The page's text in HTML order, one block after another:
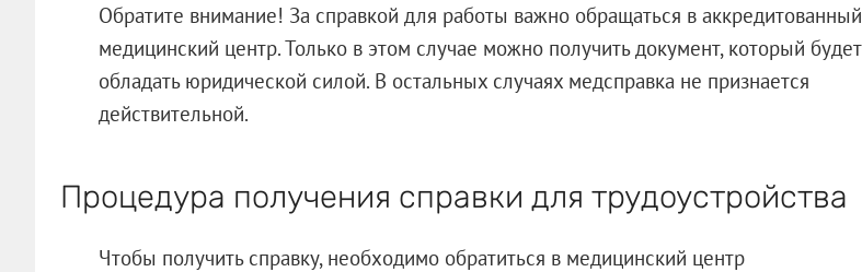
Обратите внимание! За справкой для работы важно обращаться в аккредитованный
медицинский центр. Только в этом случае можно получить документ, который будет
обладать юридической силой. В остальных случаях медсправка не признается
действительной.
Процедура получения справки для трудоустройства
Чтобы получить справку, необходимо обратиться в медицинский центр